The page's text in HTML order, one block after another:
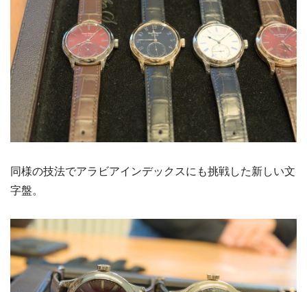
同様の技法でアラビアインデックスにも挑戦した新しい文
字盤。